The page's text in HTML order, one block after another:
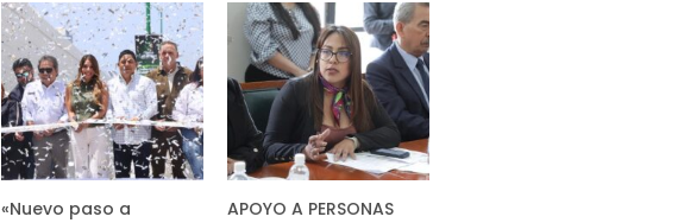
«Nuevo paso a
APOYO A PERSONAS